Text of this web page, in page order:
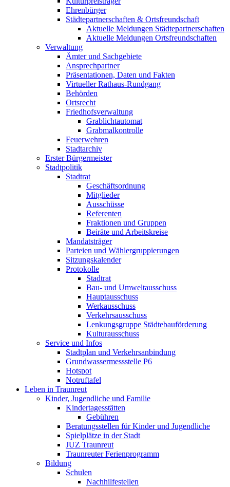
Ehrenbürger
Städtepartnerschaften & Ortsfreundschaft
Aktuelle Meldungen Städtepartnerschaften
Aktuelle Meldungen Ortsfreundschaften
Verwaltung
Ämter und Sachgebiete
Ansprechpartner
Präsentationen, Daten und Fakten
Virtueller Rathaus-Rundgang
Behörden
Ortsrecht
Friedhofsverwaltung
Grablichtautomat
Grabmalkontrolle
Feuerwehren
Stadtarchiv
Erster Bürgermeister
Stadtpolitik
Stadtrat
Geschäftsordnung
Mitglieder
Ausschüsse
Referenten
Fraktionen und Gruppen
Beiräte und Arbeitskreise
Mandatsträger
Parteien und Wählergruppierungen
Sitzungskalender
Protokolle
Stadtrat
Bau- und Umweltausschuss
Hauptausschuss
Werkausschuss
Verkehrsausschuss
Lenkungsgruppe Städtebauförderung
Kulturausschuss
Service und Infos
Stadtplan und Verkehrsanbindung
Grundwassermessstelle P6
Hotspot
Notruftafel
Leben in Traunreut
Kinder, Jugendliche und Familie
Kindertagesstätten
Gebühren
Beratungsstellen für Kinder und Jugendliche
Spielplätze in der Stadt
JUZ Traunreut
Traunreuter Ferienprogramm
Bildung
Schulen
Nachhilfestellen